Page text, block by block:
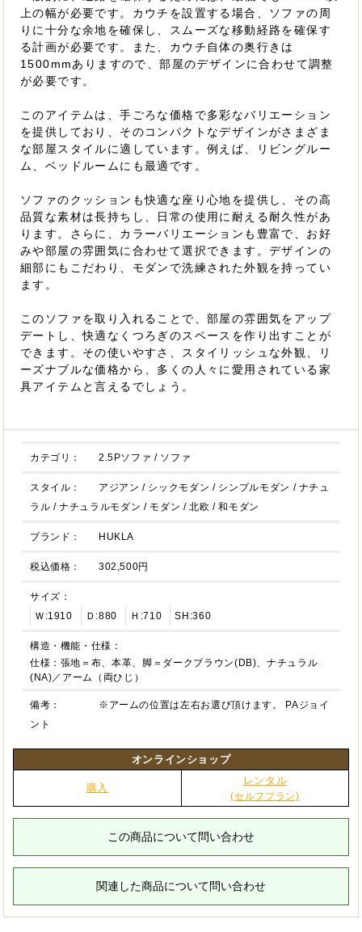
上の幅が必要です。カウチを設置する場合、ソファの周
りに十分な余地を確保し、スムーズな移動経路を確保す
る計画が必要です。また、カウチ自体の奥行きは
1500mmありますので、部屋のデザインに合わせて調整
が必要です。
このアイテムは、手ごろな価格で多彩なバリエーション
を提供しており、そのコンパクトなデザインがさまざま
な部屋スタイルに適しています。例えば、リビングルー
ム、ベッドルームにも最適です。
ソファのクッションも快適な座り心地を提供し、その高
品質な素材は長持ちし、日常の使用に耐える耐久性があ
ります。さらに、カラーバリエーションも豊富で、お好
みや部屋の雰囲気に合わせて選択できます。デザインの
細部にもこだわり、モダンで洗練された外観を持ってい
ます。
このソファを取り入れることで、部屋の雰囲気をアップ
デートし、快適なくつろぎのスペースを作り出すことが
できます。その使いやすさ、スタイリッシュな外観、リ
ーズナブルな価格から、多くの人々に愛用されている家
具アイテムと言えるでしょう。
カテゴリ： 2.5Pソファ / ソファ
スタイル： アジアン / シックモダン / シンプルモダン / ナチュ
ラル /ナチュラルモダン / モダン /北欧 /和モダン
ブランド： HUKLA
税込価格： 302,500円
サイズ：
Ｗ:1910
Ｄ:880 Ｈ:710 SH:360
構造・機能・仕様：
仕様：張地＝布、本革、脚＝ダークブラウン(DB)、ナチュラル
(NA)／アーム（両ひじ）
備考：
※アームの位置は左右お選び頂けます。 PAジョイ
ント
オンラインショップ
購入
レンタル
(セルフプラン)
この商品について問い合わせ
関連した商品について問い合わせ